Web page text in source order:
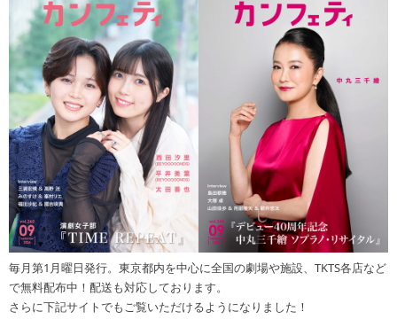
毎月第1月曜日発行。東京都内を中心に全国の劇場や施設、TKTS各店など
で無料配布中！配送も対応しております。
さらに下記サイトでもご覧いただけるようになりました！